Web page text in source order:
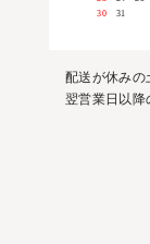
30
31
配送が休みの
翌営業日以降